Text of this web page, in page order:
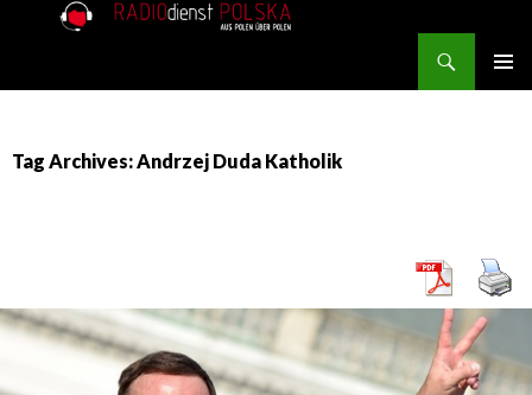
Tag Archives: Andrzej Duda Katholik